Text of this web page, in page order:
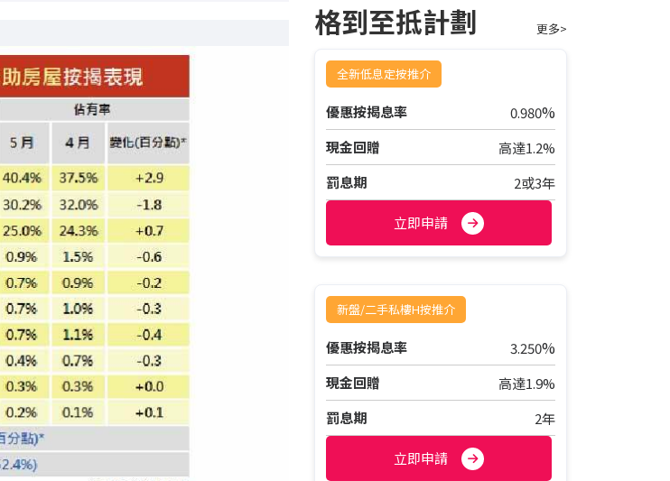
格到至抵計劃 更多>
全新低息定按推介
優惠按揭息率 0.980%
現金回贈
高達1.2%
罰息期
2或3年
立即申請
新盤/二手私樓H按推介
優惠按揭息率 3.250%
現金回贈
高達1.9%
罰息期
2年
立即申請